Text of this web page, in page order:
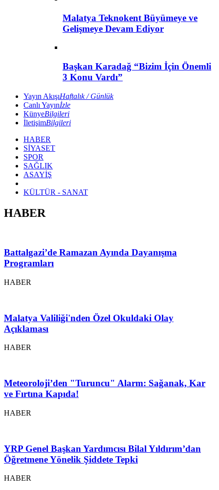
Malatya Teknokent Büyümeye ve
Gelişmeye Devam Ediyor
Başkan Karadağ “Bizim İçin Önemli
3 Konu Vardı”
Yayın AkışıHaftalık / Günlük
Canlı Yayınİzle
KünyeBilgileri
İletişimBilgileri
HABER
SİYASET
SPOR
SAĞLIK
ASAYİŞ
KÜLTÜR - SANAT
HABER
Battalgazi’de Ramazan Ayında Dayanışma
Programları
HABER
Malatya Valiliği'nden Özel Okuldaki Olay
Açıklaması
HABER
Meteoroloji’den "Turuncu" Alarm: Sağanak, Kar
ve Fırtına Kapıda!
HABER
YRP Genel Başkan Yardımcısı Bilal Yıldırım’dan
Öğretmene Yönelik Şiddete Tepki
HABER